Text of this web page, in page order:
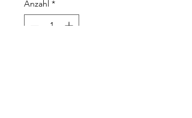
Anzahl *